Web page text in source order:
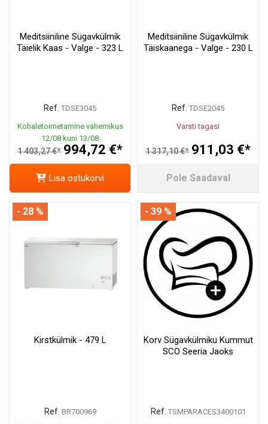
Meditsiiniline Sügavkülmik
Täielik Kaas - Valge - 323 L
Ref. TDSE3045
Kohaletoimetamine vahemikus
12/08 kuni 13/08
1 403,27 €* 994,72 €*
Lisa ostukorvi
Meditsiiniline Sügavkülmik
Täiskaanega - Valge - 230 L
Ref. TDSE2045
Varsti tagasi
1 317,10 €* 911,03 €*
Pole Saadaval
Kirstkülmik - 479 L
Ref. BR700969
- 28 %
Korv Sügavkülmiku Kummut
SCO Seeria Jaoks
Ref. TSMPARACES3400101
- 39 %